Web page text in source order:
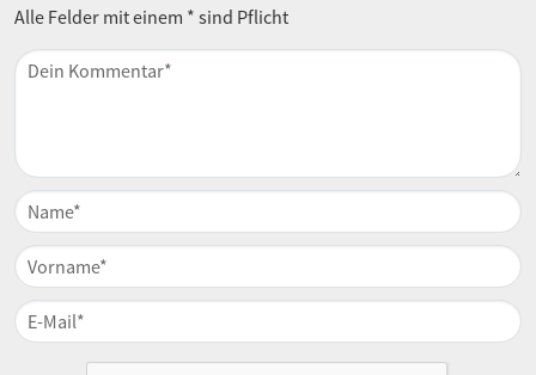
Alle Felder mit einem * sind Pflicht